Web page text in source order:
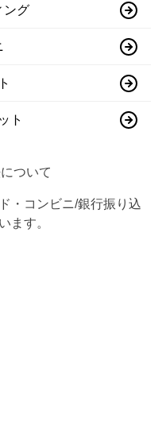
ング
ト
ついて
・コンビニ/銀行振り込
ます。